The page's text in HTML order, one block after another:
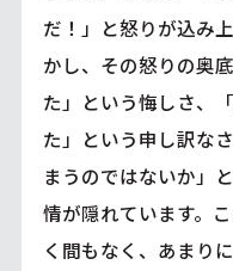
だ！」と怒りが込み
かし、その怒りの奥
た」という悔しさ、
た」という申し訳な
まうのではないか」
情が隠れています。
く間もなく、あまり